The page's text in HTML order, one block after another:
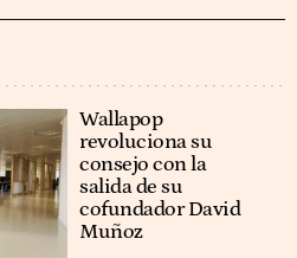
Wallapop
revoluciona su
consejo con la
salida de su
cofundador David
Muñoz